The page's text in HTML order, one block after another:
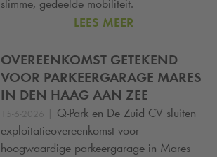
slimme, gedeelde mobiliteit.
LEES MEER
OVEREENKOMST GETEKEND
VOOR PARKEERGARAGE MARES
IN DEN HAAG AAN ZEE
15-6-2026 | Q-Park en De Zuid CV sluiten
exploitatieovereenkomst voor
hoogwaardige parkeergarage in Mares